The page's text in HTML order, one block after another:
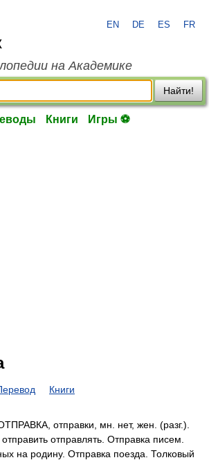
EN DE ES FR
на Академике
Найти!
Книги Игры ⚽
Книги
отправки, мн. нет, жен. (разг.).
отправлять. Отправка писем.
на родину. Отправка поезда. Толковый